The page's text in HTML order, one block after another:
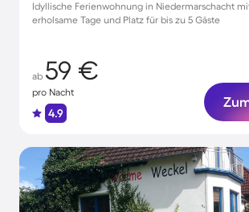
Idyllische Ferienwohnung in Niedermarschacht
erholsame Tage und Platz für bis zu 5 Gäste
ab 59 €
pro Nacht
4.9